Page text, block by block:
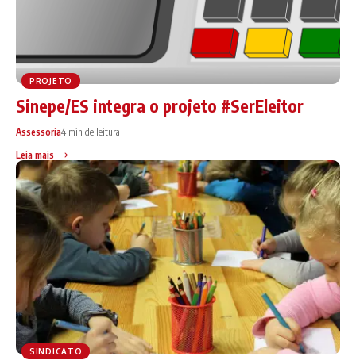
PROJETO
Sinepe/ES integra o projeto #SerEleitor
Assessoria4 min de leitura
Leia mais
SINDICATO